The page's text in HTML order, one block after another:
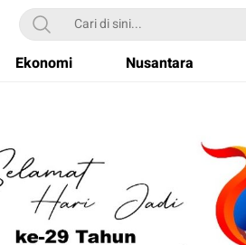
Ekonomi Nusantara